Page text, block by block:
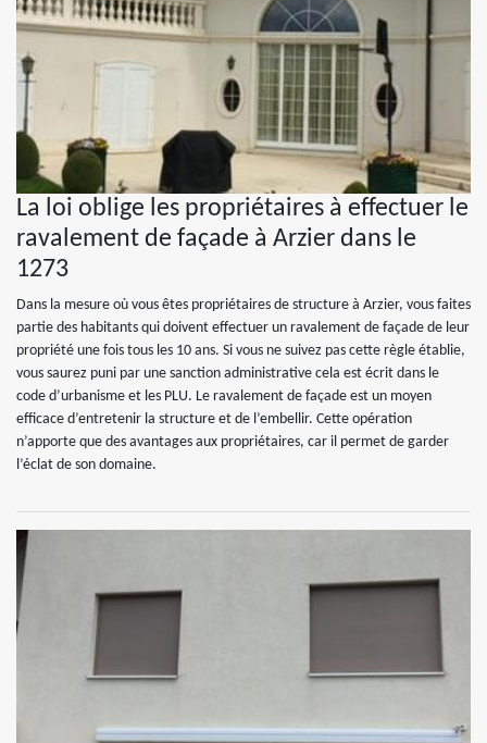
La loi oblige les propriétaires à effectuer le
ravalement de façade à Arzier dans le
1273
Dans la mesure où vous êtes propriétaires de structure à Arzier, vous faites
partie des habitants qui doivent effectuer un ravalement de façade de leur
propriété une fois tous les 10 ans. Si vous ne suivez pas cette règle établie,
vous saurez puni par une sanction administrative cela est écrit dans le
code d’urbanisme et les PLU. Le ravalement de façade est un moyen
efficace d’entretenir la structure et de l’embellir. Cette opération
n’apporte que des avantages aux propriétaires, car il permet de garder
l’éclat de son domaine.